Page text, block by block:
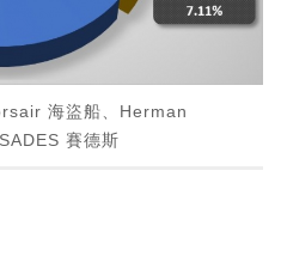
海盜船、Herman
賽德斯